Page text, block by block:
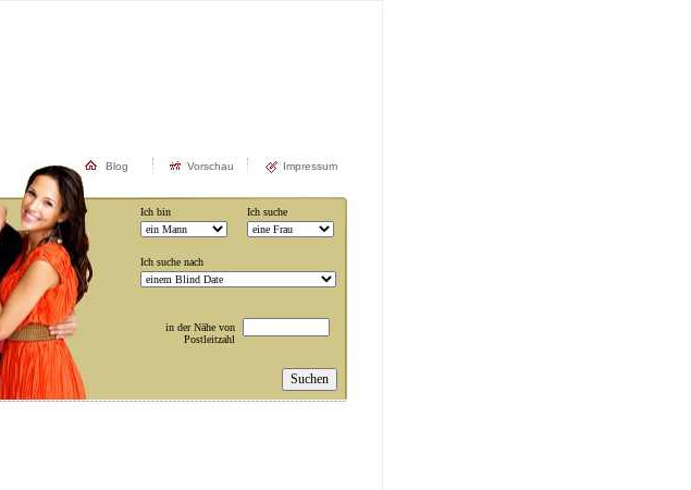
Blog Vorschau Impressum
Ich bin Ich suche
Ich suche nach
in der Nähe von
Postleitzahl